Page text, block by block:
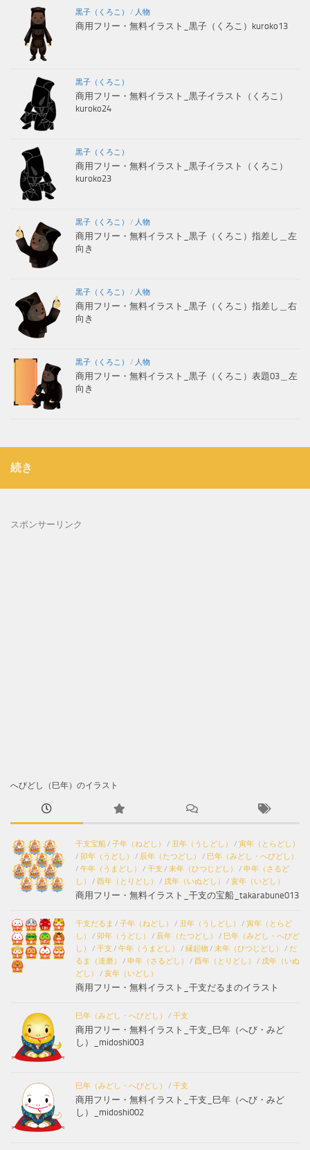
黒子（くろこ） / 人物
商用フリー・無料イラスト_黒子（くろこ）kuroko13
黒子（くろこ）
商用フリー・無料イラスト_黒子イラスト（くろこ）
kuroko24
黒子（くろこ）
商用フリー・無料イラスト_黒子イラスト（くろこ）
kuroko23
黒子（くろこ） / 人物
商用フリー・無料イラスト_黒子（くろこ）指差し＿左
向き
黒子（くろこ） / 人物
商用フリー・無料イラスト_黒子（くろこ）指差し＿右
向き
黒子（くろこ） / 人物
商用フリー・無料イラスト_黒子（くろこ）表題03＿左
向き
続き
スポンサーリンク
へびどし（巳年）のイラスト
干支宝船 / 子年（ねどし） / 丑年（うしどし） / 寅年（とらどし）
/ 卯年（うどし） / 辰年（たつどし） / 巳年（みどし・へびどし）
/ 午年（うまどし） / 干支 / 未年（ひつじどし） / 申年（さるど
し）
/ 酉年（とりどし） / 戌年（いぬどし） / 亥年（いどし）
商用フリー・無料イラスト_干支の宝船_takarabune013
干支だるま / 子年（ねどし） / 丑年（うしどし） / 寅年（とらど
し）
/ 卯年（うどし） / 辰年（たつどし） / 巳年（みどし・へびど
し）
/ 干支 / 午年（うまどし） / 縁起物 / 未年（ひつじどし） / だ
るま（達磨）
/ 申年（さるどし） / 酉年（とりどし） / 戌年（いぬ
どし）
/ 亥年（いどし）
商用フリー・無料イラスト_干支だるまのイラスト
巳年（みどし・へびどし） / 干支
商用フリー・無料イラスト_干支_巳年（へび・みど
し）_midoshi003
巳年（みどし・へびどし） / 干支
商用フリー・無料イラスト_干支_巳年（へび・みど
し）_midoshi002